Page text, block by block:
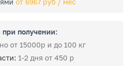
от 6967 руб / мес
при получении:
от 15000р и до 100 кг
1-2 дня от 450 р